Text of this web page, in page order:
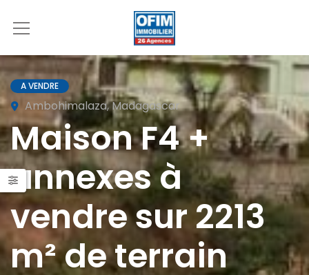
A VENDRE
Ambohimalaza, Madagascar
Maison F4 +
annexes à
vendre sur 2213
m² de terrain